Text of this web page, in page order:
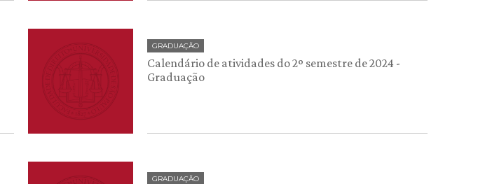
GRADUAÇÃO
Calendário de atividades do 2º semestre de 2024 -
Graduação
GRADUAÇÃO